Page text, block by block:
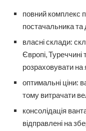
повний комплекс
постачальника та
власні склади:
Європі, Туреччині
розраховувати на
оптимальні ціни:
тому витрачати
консолідація
відправлені на